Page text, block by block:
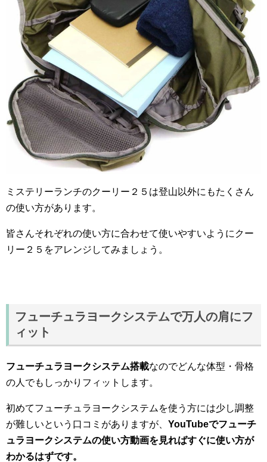
ミステリーランチのクーリー２５は登山以外にもたくさん
の使い方があります。
皆さんそれぞれの使い方に合わせて使いやすいようにクー
リー２５をアレンジしてみましょう。
フューチュラヨークシステムで万人の肩にフ
ィット
フューチュラヨークシステム搭載なのでどんな体型・骨格
の人でもしっかりフィットします。
初めてフューチュラヨークシステムを使う方には少し調整
が難しいという口コミがありますが、 YouTubeでフューチ
ュラヨークシステムの使い方動画を見ればすぐに使い方が
わかるはずです。